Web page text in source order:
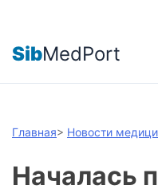
SibMedPort
Главная> Новости
Началась